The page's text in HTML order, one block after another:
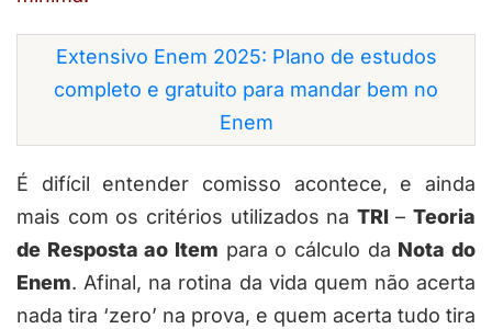
Extensivo Enem 2025: Plano de estudos
completo e gratuito para mandar bem no
Enem
É difícil entender comisso acontece, e ainda
mais com os critérios utilizados na TRI – Teoria
de Resposta ao Item para o cálculo da Nota do
Enem. Afinal, na rotina da vida quem não acerta
nada tira ‘zero’ na prova, e quem acerta tudo tira